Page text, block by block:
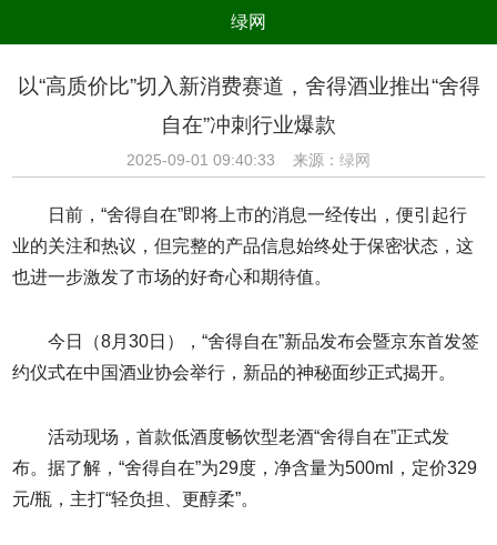
绿网
美食 健康
电器 数码
环境保护 节能减排 绿色产业 污染防治
以“高质价比”切入新消费赛道，舍得酒业推出“舍得
自在”冲刺行业爆款
2025-09-01 09:40:33 来源： 绿网
日前，“舍得自在”即将上市的消息一经传出，便引起行
业的关注和热议，但完整的产品信息始终处于保密状态，这
也进一步激发了市场的好奇心和期待值。
今日（8月30日），“舍得自在”新品发布会暨京东首发签
约仪式在中国酒业协会举行，新品的神秘面纱正式揭开。
活动现场，首款低酒度畅饮型老酒“舍得自在”正式发
布。据了解，“舍得自在”为29度，净含量为500ml，定价329
元/瓶，主打“轻负担、更醇柔”。